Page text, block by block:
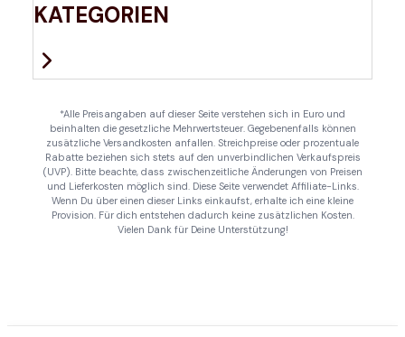
KATEGORIEN
*Alle Preisangaben auf dieser Seite verstehen sich in Euro und
beinhalten die gesetzliche Mehrwertsteuer. Gegebenenfalls können
zusätzliche Versandkosten anfallen. Streichpreise oder prozentuale
Rabatte beziehen sich stets auf den unverbindlichen Verkaufspreis
(UVP). Bitte beachte, dass zwischenzeitliche Änderungen von Preisen
und Lieferkosten möglich sind. Diese Seite verwendet Affiliate-Links.
Wenn Du über einen dieser Links einkaufst, erhalte ich eine kleine
Provision. Für dich entstehen dadurch keine zusätzlichen Kosten.
Vielen Dank für Deine Unterstützung!